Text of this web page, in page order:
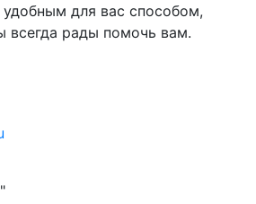
для вас способом,
всегда рады помочь вам.